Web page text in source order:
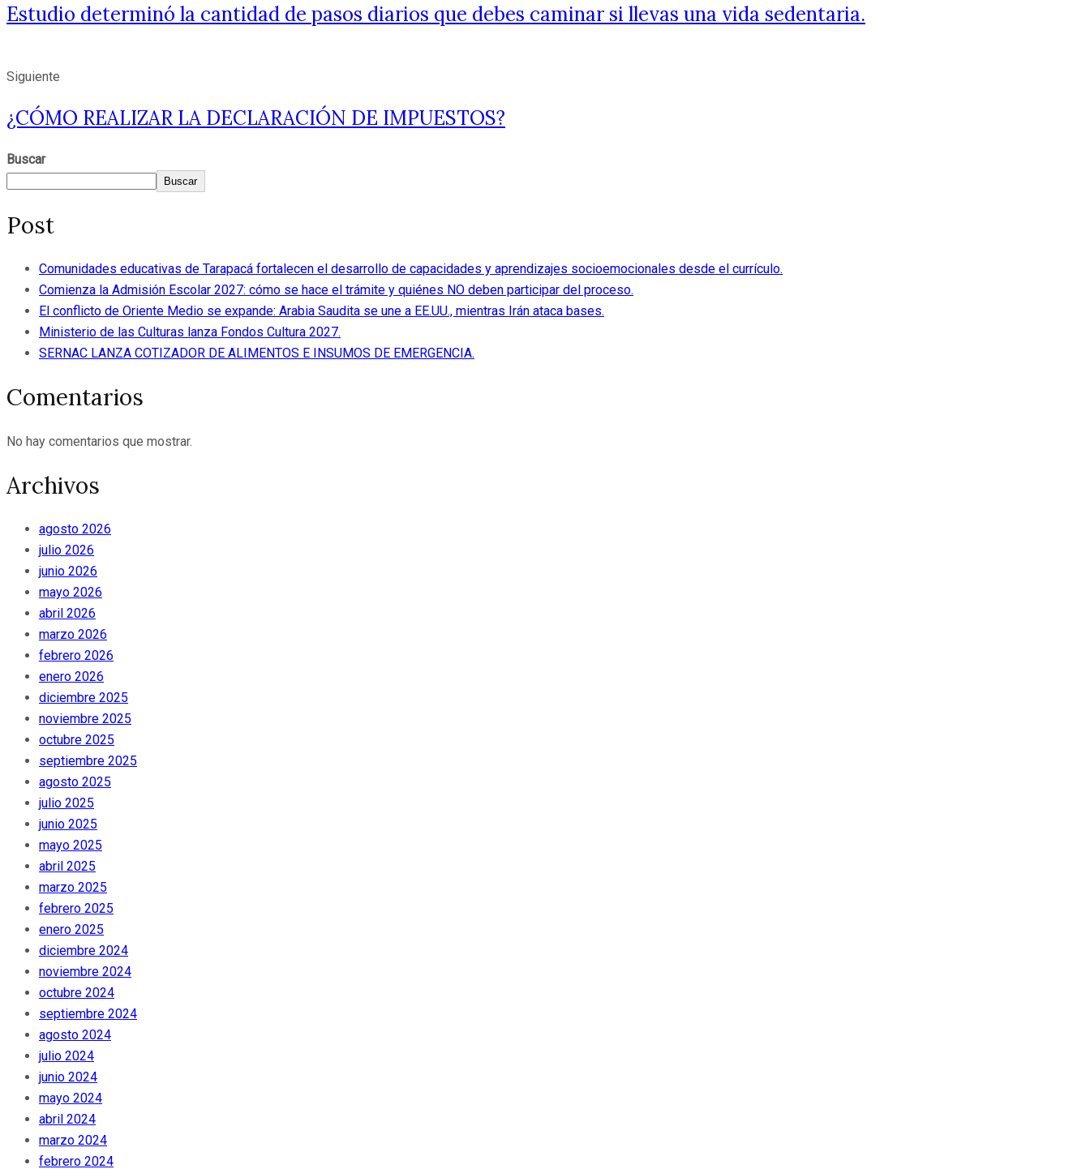
Estudio determinó la cantidad de pasos diarios que debes caminar si llevas una vida sedentaria.
Siguiente
¿CÓMO REALIZAR LA DECLARACIÓN DE IMPUESTOS?
Buscar
Buscar
Post
Comunidades educativas de Tarapacá fortalecen el desarrollo de capacidades y aprendizajes socioemocionales desde el currículo.
Comienza la Admisión Escolar 2027: cómo se hace el trámite y quiénes NO deben participar del proceso.
El conflicto de Oriente Medio se expande: Arabia Saudita se une a EE.UU., mientras Irán ataca bases.
Ministerio de las Culturas lanza Fondos Cultura 2027.
SERNAC LANZA COTIZADOR DE ALIMENTOS E INSUMOS DE EMERGENCIA.
Comentarios
No hay comentarios que mostrar.
Archivos
agosto 2026
julio 2026
junio 2026
mayo 2026
abril 2026
marzo 2026
febrero 2026
enero 2026
diciembre 2025
noviembre 2025
octubre 2025
septiembre 2025
agosto 2025
julio 2025
junio 2025
mayo 2025
abril 2025
marzo 2025
febrero 2025
enero 2025
diciembre 2024
noviembre 2024
octubre 2024
septiembre 2024
agosto 2024
julio 2024
junio 2024
mayo 2024
abril 2024
marzo 2024
febrero 2024